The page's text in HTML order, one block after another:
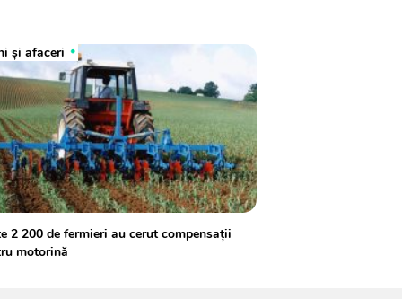
și afaceri
2 200 de fermieri au cerut compensații
motorină